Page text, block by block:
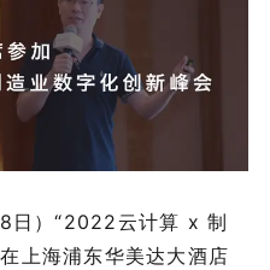
日）“2022云计算 x 制
上海浦东华美达大酒店